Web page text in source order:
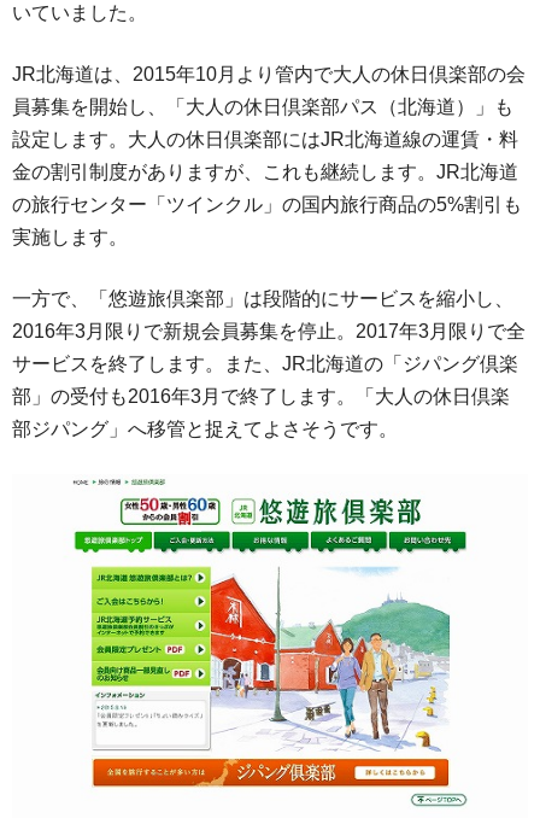
いていました。
JR北海道は、2015年10月より管内で大人の休日倶楽部の会
員募集を開始し、「大人の休日倶楽部パス（北海道）」も
設定します。大人の休日倶楽部にはJR北海道線の運賃・料
金の割引制度がありますが、これも継続します。JR北海道
の旅行センター「ツインクル」の国内旅行商品の5%割引も
実施します。
一方で、「悠遊旅倶楽部」は段階的にサービスを縮小し、
2016年3月限りで新規会員募集を停止。2017年3月限りで全
サービスを終了します。また、JR北海道の「ジパング倶楽
部」の受付も2016年3月で終了します。「大人の休日倶楽
部ジパング」へ移管と捉えてよさそうです。